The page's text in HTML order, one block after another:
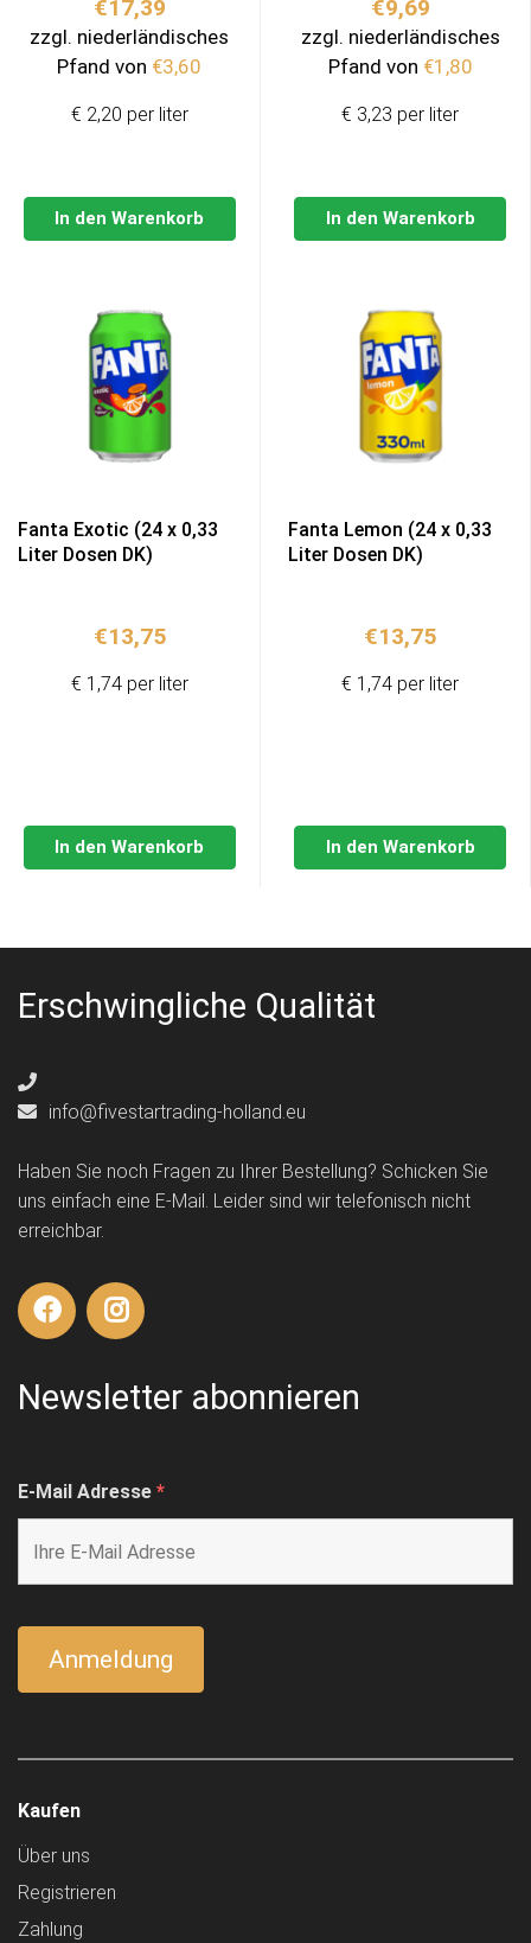
€17,39
zzgl. niederländisches
Pfand von €3,60
In den Warenkorb
€ 2,20 per liter
€9,69
zzgl. niederländisches
Pfand von €1,80
In den Warenkorb
€ 3,23 per liter
Fanta Exotic (24 x 0,33
Liter Dosen DK)
€13,75
In den Warenkorb
€ 1,74 per liter
Fanta Lemon (24 x 0,33
Liter Dosen DK)
€13,75
In den Warenkorb
€ 1,74 per liter
Erschwingliche Qualität
info@fivestartrading-holland.eu
Haben Sie noch Fragen zu Ihrer Bestellung? Schicken Sie
uns einfach eine E-Mail. Leider sind wir telefonisch nicht
erreichbar.
Newsletter abonnieren
E-Mail Adresse *
Kaufen
Über uns
Registrieren
Zahlung